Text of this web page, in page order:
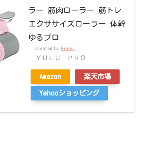
ラー 筋肉ローラー 筋トレ
エクササイズローラー 体幹
ゆるプロ
created by Rinker
ＹＵＬＵ ＰＲＯ
Amazon 楽天市場
Yahooショッピング